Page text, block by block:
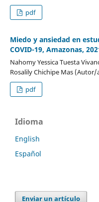
pdf
Miedo y ansiedad en
COVID-19, Amazonas,
Nahomy Yessica Tuesta
Rosalily Chichipe Mas (Autor/
pdf
Idioma
English
Español
Enviar un artículo